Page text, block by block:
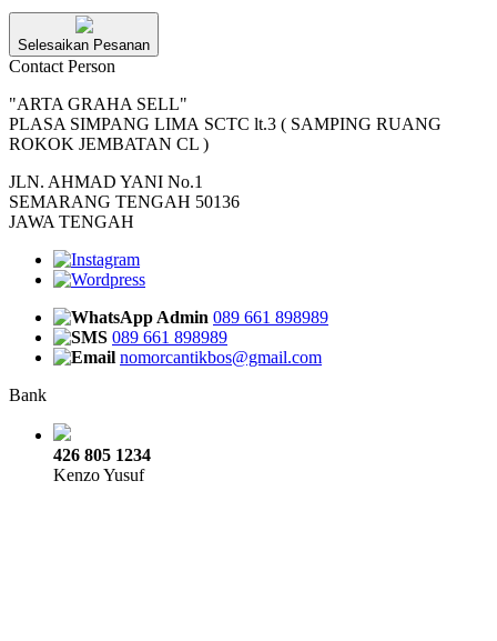
Selesaikan Pesanan
Contact Person
"ARTA GRAHA SELL"
PLASA SIMPANG LIMA SCTC lt.3 ( SAMPING RUANG
ROKOK JEMBATAN CL )
JLN. AHMAD YANI No.1
SEMARANG TENGAH 50136
JAWA TENGAH
Admin 089 661 898989
089 661 898989
nomorcantikbos@gmail.com
Bank
426 805 1234
Kenzo Yusuf